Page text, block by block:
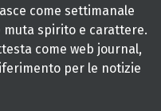
come settimanale
spirito e carattere.
come web journal,
per le notizie